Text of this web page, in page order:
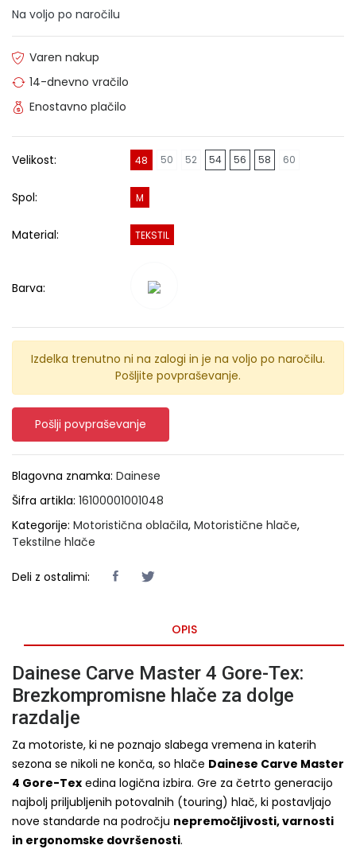
Na voljo po naročilu
Varen nakup
14-dnevno vračilo
Enostavno plačilo
Velikost: 48 50 52 54 56 58 60
Spol: M
Material: TEKSTIL
Barva:
Izdelka trenutno ni na zalogi in je na voljo po naročilu.
Pošljite povpraševanje.
Pošlji povpraševanje
Blagovna znamka: Dainese
Šifra artikla: 16100001001048
Kategorije: Motoristična oblačila, Motoristične hlače,
Tekstilne hlače
Deli z ostalimi:
OPIS
Dainese Carve Master 4 Gore-Tex:
Brezkompromisne hlače za dolge
razdalje
Za motoriste, ki ne poznajo slabega vremena in katerih
sezona se nikoli ne konča, so hlače Dainese Carve Master
4 Gore-Tex edina logična izbira. Gre za četrto generacijo
najbolj priljubljenih potovalnih (touring) hlač, ki postavljajo
nove standarde na področju nepremočljivosti, varnosti
in ergonomske dovršenosti.